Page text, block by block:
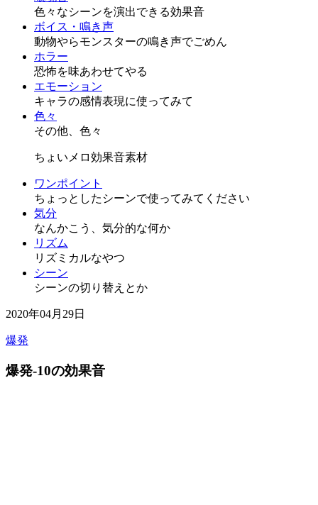
色々なシーンを演出できる効果音
ボイス・鳴き声
動物やらモンスターの鳴き声でごめん
ホラー
恐怖を味あわせてやる
エモーション
キャラの感情表現に使ってみて
色々
その他、色々
ちょいメロ効果音素材
ワンポイント
ちょっとしたシーンで使ってみてください
気分
なんかこう、気分的な何か
リズム
リズミカルなやつ
シーン
シーンの切り替えとか
2020年04月29日
爆発
爆発-10の効果音